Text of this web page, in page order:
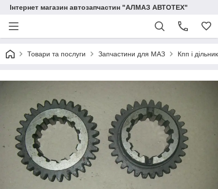
Інтернет магазин автозапчастин "АЛМАЗ АВТОТЕХ"
Товари та послуги Запчастини для МАЗ Кпп і